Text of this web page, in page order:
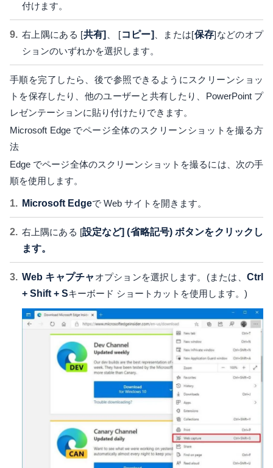
付けます。
右上隅にある [共有] 、 [コピー] 、または[保存]などのオプ
ションのいずれかを選択します。
手順を完了したら、後で参照できるようにスクリーンショッ
トを保存したり、他のユーザーと共有したり、PowerPoint プ
レゼンテーションに貼り付けたりできます。
Microsoft Edge でページ全体のスクリーンショットを撮る方
法
Edge でページ全体のスクリーンショットを撮るには、次の手
順を使用します。
Microsoft Edgeで Web サイトを開きます。
右上隅にある [設定など] (省略記号) ボタンをクリックし
ます。
Web キャプチャ オプションを選択します。(または、Ctrl
+ Shift + Sキーボード ショートカットを使用します。)